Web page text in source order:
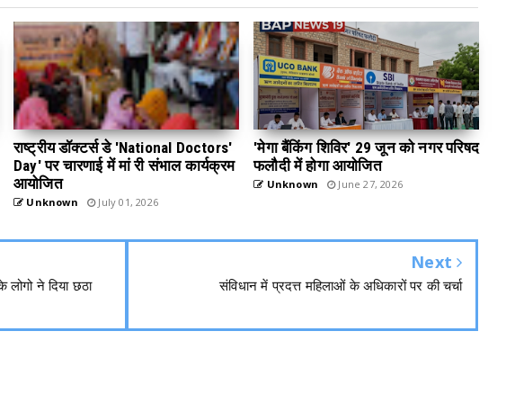
राष्ट्रीय डॉक्टर्स डे 'National Doctors'
Day' पर चारणाई में मां री संभाल कार्यक्रम
आयोजित
Unknown July 01, 2026
'मेगा बैंकिंग शिविर' 29 जून को नगर परिषद
फलौदी में होगा आयोजित
Unknown June 27, 2026
लोगो ने दिया छठा
Next
संविधान में प्रदत्त महिलाओं के अधिकारों पर की चर्चा